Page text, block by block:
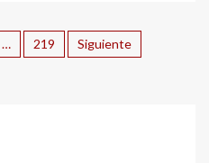
… 219 Siguiente